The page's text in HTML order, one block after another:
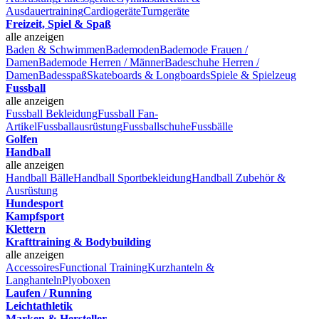
AusdauertrainingCardiogeräteTurngeräte
Freizeit, Spiel & Spaß
alle anzeigen
Baden & SchwimmenBademodenBademode Frauen /
DamenBademode Herren / MännerBadeschuhe Herren /
DamenBadesspaßSkateboards & LongboardsSpiele & Spielzeug
Fussball
alle anzeigen
Fussball BekleidungFussball Fan-
ArtikelFussballausrüstungFussballschuheFussbälle
Golfen
Handball
alle anzeigen
Handball BälleHandball SportbekleidungHandball Zubehör &
Ausrüstung
Hundesport
Kampfsport
Klettern
Krafttraining & Bodybuilding
alle anzeigen
AccessoiresFunctional TrainingKurzhanteln &
LanghantelnPlyoboxen
Laufen / Running
Leichtathletik